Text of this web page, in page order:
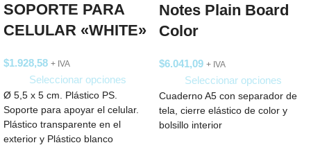
SOPORTE PARA
CELULAR «WHITE»
$1.928,58 + IVA
Seleccionar opciones
Ø 5,5 x 5 cm. Plástico PS.
Soporte para apoyar el celular.
Plástico transparente en el
exterior y Plástico blanco
Notes Plain Board
Color
$6.041,09 + IVA
Seleccionar opciones
Cuaderno A5 con separador de
tela, cierre elástico de color y
bolsillo interior